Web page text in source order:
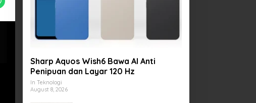
Sharp Aquos Wish6 Bawa AI Anti
Penipuan dan Layar 120 Hz
In Teknologi
August 8, 2026